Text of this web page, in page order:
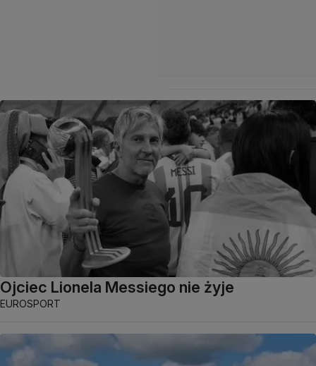
Ojciec Lionela Messiego nie żyje
EUROSPORT